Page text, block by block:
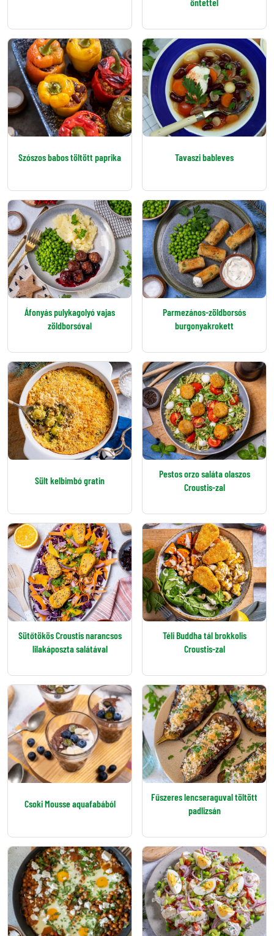
Szószos babos töltött paprika Tavaszi bableves
Áfonyás pulykagolyó vajas
zöldborsóval
Parmezános-zöldborsós
burgonyakrokett
Sült kelbimbó gratin
Pestos orzo saláta olaszos
Croustis-zal
Sütőtökös Croustis narancsos
lilakáposzta salátával
Téli Buddha tál brokkolis
Croustis-zal
Csoki Mousse aquafabából
Fűszeres lencseraguval töltött
padlizsán